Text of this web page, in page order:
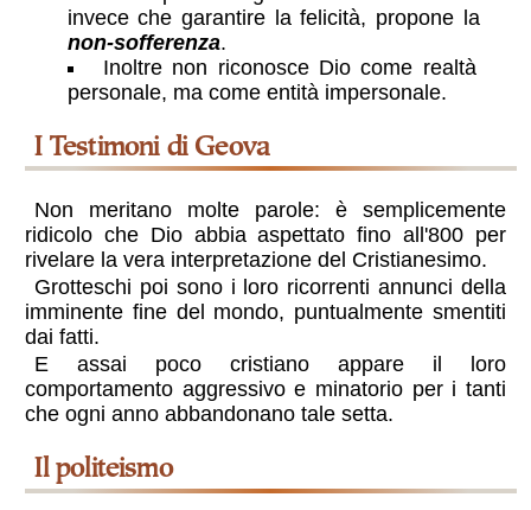
invece che garantire la felicità, propone la
non-sofferenza.
Inoltre non riconosce Dio come realtà
personale, ma come entità impersonale.
i Testimoni di Geova
Non meritano molte parole: è semplicemente
ridicolo che Dio abbia aspettato fino all'800 per
rivelare la vera interpretazione del Cristianesimo.
Grotteschi poi sono i loro ricorrenti annunci della
imminente fine del mondo, puntualmente smentiti
dai fatti.
E assai poco cristiano appare il loro
comportamento aggressivo e minatorio per i tanti
che ogni anno abbandonano tale setta.
Il politeismo